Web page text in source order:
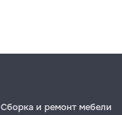
Сборка и ремонт мебели